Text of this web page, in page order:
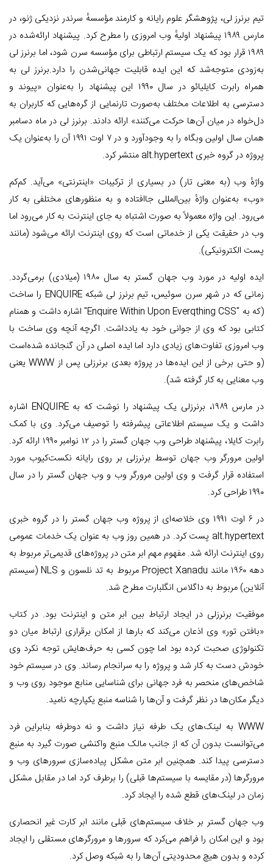
تیم برنرز لی، پژوهشگر علوم رایانه و کارمند مؤسسهٔ سرندر نزدیکی ژنو، در
مارس ۱۹۸۹ پیشنهاد اولیهٔ وب امروزی را مطرح کرد. پیشنهاد ارائه‌شده در
۱۹۸۹ قرار بود که یک سیستم ارتباطی برای مؤسسه سرن شود، اما برنرز لی
به‌زودی متوجه‌شد که این ایده قابلیت جهانی‌شدن را دارد.برنرز لی به
همراه رابرت کایلیائو در سال ۱۹۹۰ این پیشنهاد را به‌عنوان «پیوند و
دسترسی به اطلاعات مختلف به‌صورت تارنمایی از گره‌هایی که کاربران به
دل‌خواه در میان آن‌ها حرکت می‌کنند» ارائه دادند. برنرز لی در ماه دسامبر
همان سال اولین وبگاه را به وجودآورد و در ۷ اوت ۱۹۹۱ آن را به‌عنوان یک
پروژه در گروه خبری alt.hypertext منتشر کرد.
واژهٔ وب (به معنی تار) در بسیاری از ترکیبات «اینترنتی» می‌آید. کم‌کم
«وب» به‌عنوان واژهٔ بین‌المللی جاافتاده و به منظورهای مختلفی به کار
می‌رود. این واژه معمولاً به صورت اشتباه به جای اینترنت به کار می‌رود اما
وب در حقیقت یکی از خدماتی است که روی اینترنت ارائه می‌شود (مانند
پست الکترونیکی).
ایده اولیه در مورد وب جهان گستر به سال ۱۹۸۰ (میلادی) برمی‌گردد.
زمانی که در شهر سرن سوئیس، تیم برنرز لی شبکه ENQUIRE را ساخت
(که به "Enquire Within Upon Everqthing CSS" اشاره داشت و همنام
کتابی بود که وی از جوانی خود به یادداشت. اگرچه آنچه وی ساخت با
وب امروزی تفاوت‌های زیادی دارد اما ایده اصلی در آن گنجانده شده‌است
(و حتی برخی از این ایده‌ها در پروژه بعدی برنرزلی پس از WWW یعنی
وب معنایی به کار گرفته شد).
در مارس ۱۹۸۹، برنرزلی یک پیشنهاد را نوشت که به ENQUIRE اشاره
داشت و یک سیستم اطلاعاتی پیشرفته را توصیف می‌کرد. وی با کمک
رابرت کایلا، پیشنهاد طراحی وب جهان گستر را در ۱۲ نوامبر ۱۹۹۰ ارائه کرد.
اولین مرورگر وب جهان توسط برنرزلی بر روی رایانه نکست‌کیوب مورد
استفاده قرار گرفت و وی اولین مرورگر وب و وب جهان گستر را در سال
۱۹۹۰ طراحی کرد.
در ۶ اوت ۱۹۹۱ وی خلاصه‌ای از پروژه وب جهان گستر را در گروه خبری
alt.hypertext پست کرد. در همین روز وب به عنوان یک خدمات عمومی
روی اینترنت ارائه شد. مفهوم مهم ابر متن در پروژه‌های قدیمی‌تر مربوط به
دهه ۱۹۶۰ مانند Project Xanadu مربوط به تد نلسون و NLS (سیستم
آنلاین) مربوط به داگلاس انگلبارت مطرح شد.
موفقیت برنرزلی در ایجاد ارتباط بین ابر متن و اینترنت بود. در کتاب
«بافتن تور» وی اذعان می‌کند که بارها از امکان برقراری ارتباط میان دو
تکنولوژی صحبت کرده بود اما چون کسی به حرف‌هایش توجه نکرد وی
خودش دست به کار شد و پروژه را به سرانجام رساند. وی در سیستم خود
شاخص‌های منحصر به فرد جهانی برای شناسایی منابع موجود روی وب و
دیگر مکان‌ها در نظر گرفت و آن‌ها را شناسه منبع یکپارچه نامید.
WWW به لینک‌های یک طرفه نیاز داشت و نه دوطرفه بنابراین فرد
می‌توانست بدون آن که از جانب مالک منبع واکنشی صورت گیرد به منبع
دسترسی پیدا کند. همچنین ابر متن مشکل پیاده‌سازی سرورهای وب و
مرورگرها (در مقایسه با سیستم‌ها قبلی) را برطرف کرد اما در مقابل مشکل
زمان در لینک‌های قطع شده را ایجاد کرد.
وب جهان گستر بر خلاف سیستم‌های قبلی مانند ابر کارت غیر انحصاری
بود و این امکان را فراهم می‌کرد که سرورها و مرورگرهای مستقلی را ایجاد
کرده و بدون هیچ محدودیتی آن‌ها را به شبکه وصل کرد.